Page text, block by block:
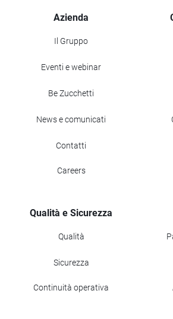
Azienda
Il Gruppo
Eventi e webinar
Be Zucchetti
News e comunicati
Contatti
Careers
Qualità e Sicurezza
Qualità
Sicurezza
Continuità operativa